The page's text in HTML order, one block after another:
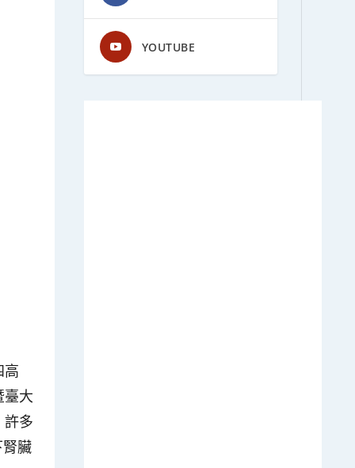
高
臺大
許多
臟
YOUTUBE